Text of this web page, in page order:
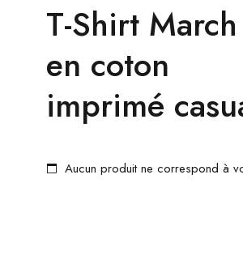
T-Shirt March
en coton
imprimé
Aucun produit ne correspond à